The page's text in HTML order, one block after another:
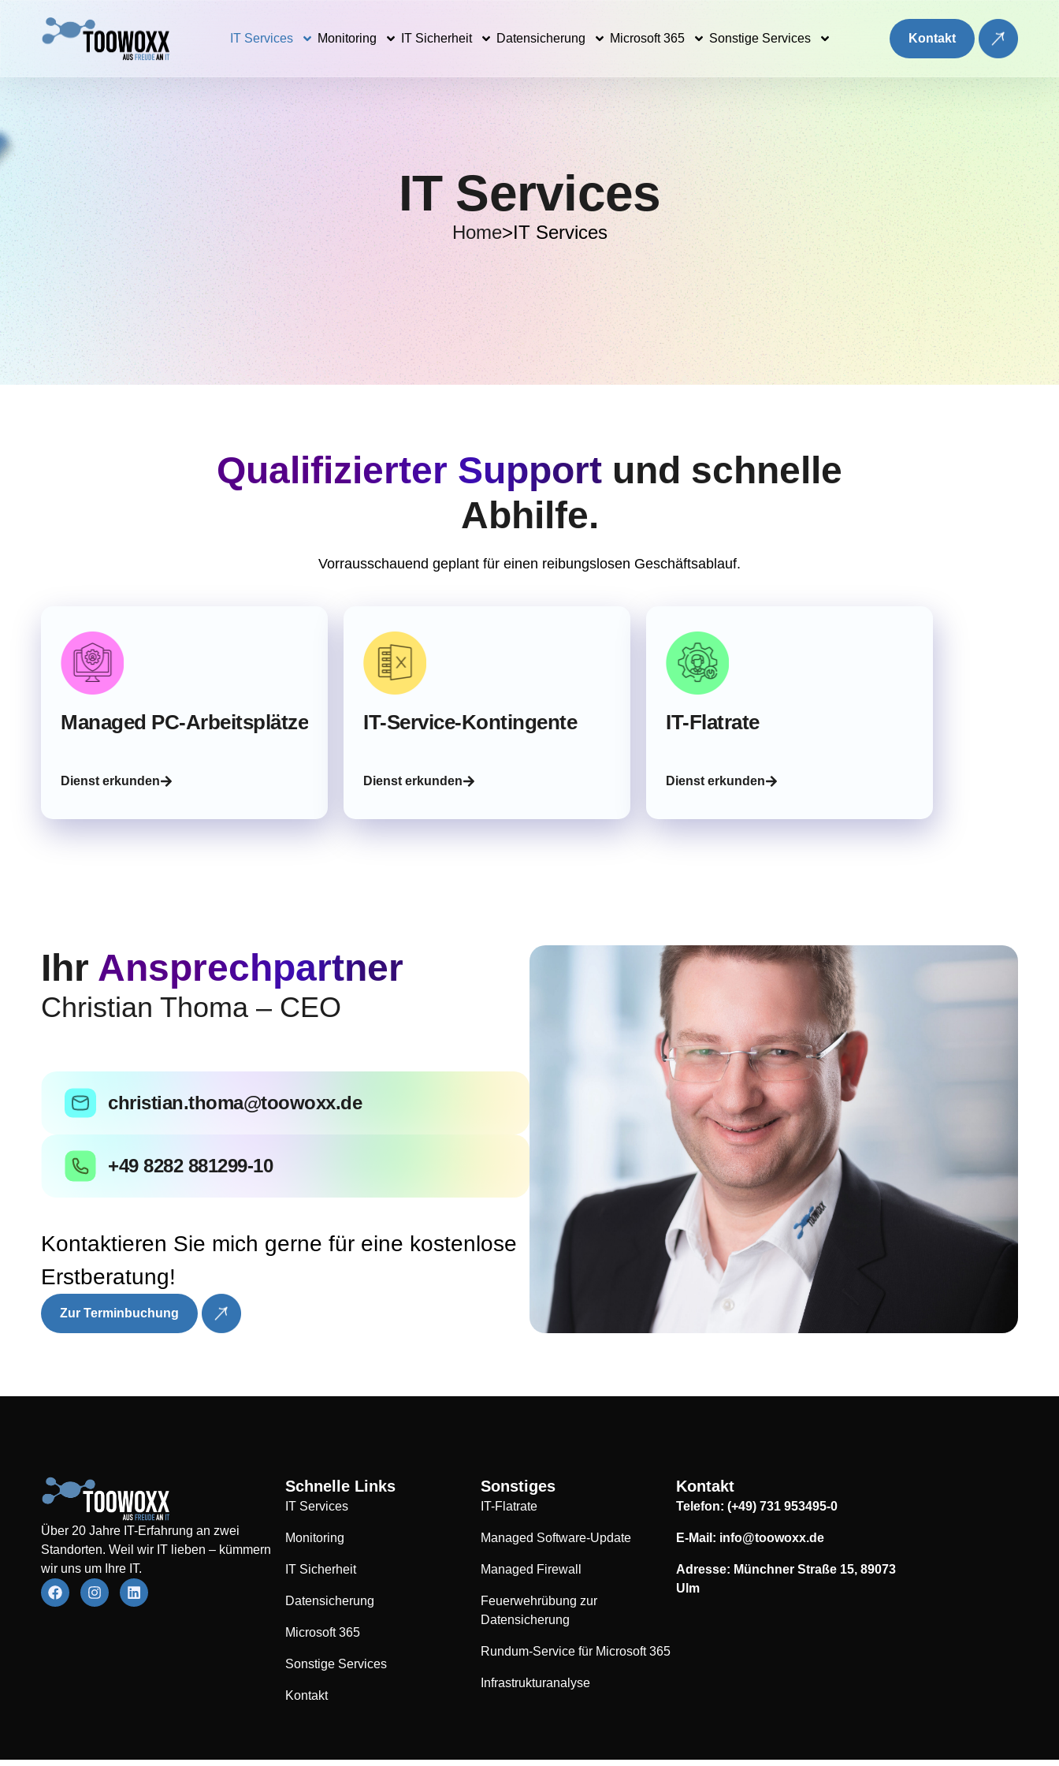
IT Services Monitoring IT Sicherheit Datensicherung Microsoft 365 Sonstige Services Kontakt
IT Services
Home>IT Services
Qualifizierter Support und schnelle
Abhilfe.
Vorrausschauend geplant für einen reibungslosen Geschäftsablauf.
Managed PC-Arbeitsplätze
Dienst erkunden
IT-Service-Kontingente
Dienst erkunden
IT-Flatrate
Dienst erkunden
Ihr Ansprechpartner
Christian Thoma – CEO
christian.thoma@toowoxx.de
+49 8282 881299-10
Kontaktieren Sie mich gerne für eine kostenlose
Erstberatung!
Zur Terminbuchung
Über 20 Jahre IT-Erfahrung an zwei
Standorten. Weil wir IT lieben – kümmern
wir uns um Ihre IT.
Schnelle Links
IT Services
Monitoring
IT Sicherheit
Datensicherung
Microsoft 365
Sonstige Services
Kontakt
Sonstiges
IT-Flatrate
Managed Software-Update
Managed Firewall
Feuerwehrübung zur
Datensicherung
Rundum-Service für Microsoft 365
Infrastrukturanalyse
Kontakt
Telefon: (+49) 731 953495-0
E-Mail: info@toowoxx.de
Adresse: Münchner Straße 15, 89073
Ulm